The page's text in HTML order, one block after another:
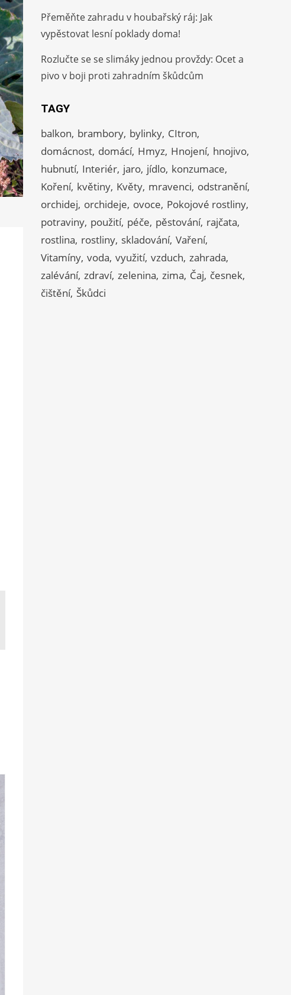
Přeměňte zahradu v houbařský ráj: Jak
vypěstovat lesní poklady doma!
Rozlučte se se slimáky jednou provždy: Ocet a
pivo v boji proti zahradním škůdcům
TAGY
balkon brambory bylinky CItron
domácnost domácí Hmyz Hnojení hnojivo
hubnutí Interiér jaro jídlo konzumace
Koření květiny Květy mravenci odstranění
orchidej orchideje ovoce Pokojové rostliny
potraviny použití péče pěstování rajčata
rostlina rostliny skladování Vaření
Vitamíny voda využití vzduch zahrada
zalévání zdraví zelenina zima Čaj česnek
čištění Škůdci